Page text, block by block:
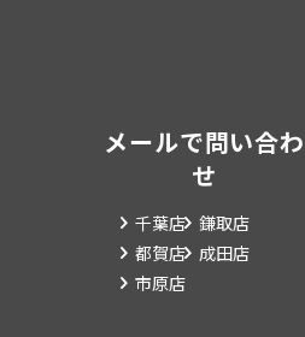
メールで問い合わ
せ
千葉店 鎌取店
都賀店 成田店
市原店